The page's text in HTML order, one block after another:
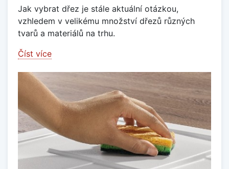
Jak vybrat dřez je stále aktuální otázkou,
vzhledem v velikému množství dřezů různých
tvarů a materiálů na trhu.
Číst více